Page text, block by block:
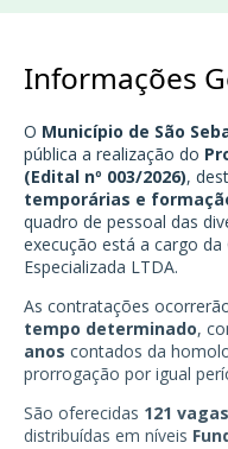
Informações
O Município de São
pública a realização do
(Edital nº 003/2026),
temporárias e
quadro de pessoal das
execução está a cargo
Especializada LTDA.
As contratações
tempo determinado,
anos contados da
prorrogação por igual
São oferecidas 121
distribuídas em níveis